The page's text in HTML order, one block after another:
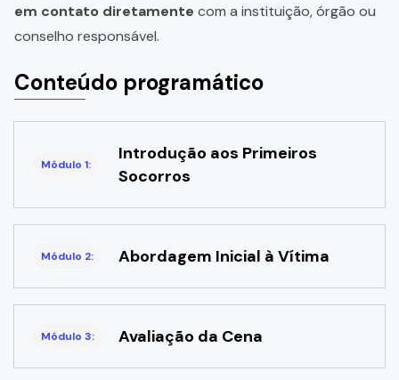
em contato diretamente com a instituição, órgão ou
conselho responsável.
Conteúdo programático
Módulo 1:
Introdução aos Primeiros
Socorros
Módulo 2: Abordagem Inicial à Vítima
Módulo 3: Avaliação da Cena